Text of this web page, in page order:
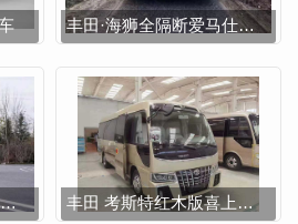
丰田·海狮全隔断爱马仕橙7座商务车
丰田·海狮全隔断7座LM版商务车 丰田 考斯特红木版喜上眉梢12座商务车